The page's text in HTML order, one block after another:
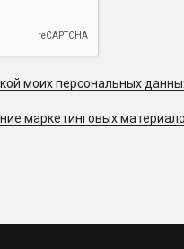
моих персональных
маркетинговых